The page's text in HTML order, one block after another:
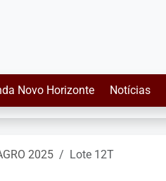
Novo Horizonte Notícias
2025 Lote 12T